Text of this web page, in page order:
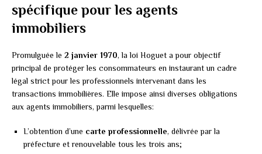
spécifique pour les agents
immobiliers
Promulguée le 2 janvier 1970, la loi Hoguet a pour objectif
principal de protéger les consommateurs en instaurant un cadre
légal strict pour les professionnels intervenant dans les
transactions immobilières. Elle impose ainsi diverses obligations
aux agents immobiliers, parmi lesquelles:
L’obtention d’une carte professionnelle, délivrée par la
préfecture et renouvelable tous les trois ans;